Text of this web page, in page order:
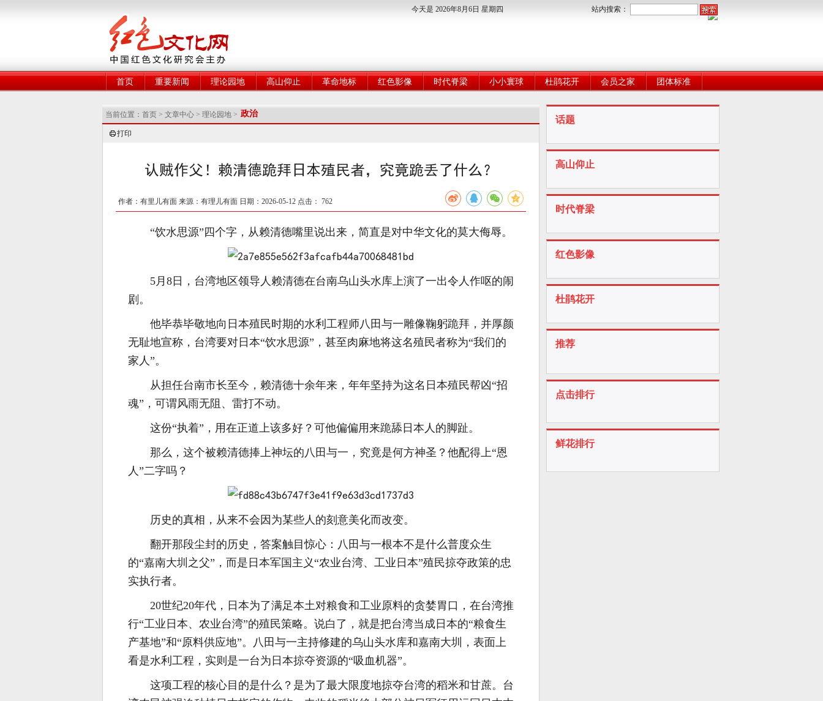
今天是 2026年8月6日 星期四 站内搜索：
首页 重要新闻 理论园地 高山仰止 革命地标 红色影像 时代脊梁 小小寰球 杜鹃花开 会员之家 团体标准
当前位置：首页 >文章中心 >理论园地 > 政治
打印
认贼作父！赖清德跪拜日本殖民者，究竟跪丢了什么？
作者：有里儿有面 来源：有理儿有面 日期：2026-05-12 点击：762
“饮水思源”四个字，从赖清德嘴里说出来，简直是对中华文化的莫大侮辱。
5月8日，台湾地区领导人赖清德在台南乌山头水库上演了一出令人作呕的闹
剧。
他毕恭毕敬地向日本殖民时期的水利工程师八田与一雕像鞠躬跪拜，并厚颜
无耻地宣称，台湾要对日本“饮水思源”，甚至肉麻地将这名殖民者称为“我们的
家人”。
从担任台南市长至今，赖清德十余年来，年年坚持为这名日本殖民帮凶“招
魂”，可谓风雨无阻、雷打不动。
这份“执着”，用在正道上该多好？可他偏偏用来跪舔日本人的脚趾。
那么，这个被赖清德捧上神坛的八田与一，究竟是何方神圣？他配得上“恩
人”二字吗？
历史的真相，从来不会因为某些人的刻意美化而改变。
翻开那段尘封的历史，答案触目惊心：八田与一根本不是什么普度众生
的“嘉南大圳之父”，而是日本军国主义“农业台湾、工业日本”殖民掠夺政策的忠
实执行者。
20世纪20年代，日本为了满足本土对粮食和工业原料的贪婪胃口，在台湾推
行“工业日本、农业台湾”的殖民策略。说白了，就是把台湾当成日本的“粮食生
产基地”和“原料供应地”。八田与一主持修建的乌山头水库和嘉南大圳，表面上
看是水利工程，实则是一台为日本掠夺资源的“吸血机器”。
这项工程的核心目的是什么？是为了最大限度地掠夺台湾的稻米和甘蔗。台
话题
高山仰止
时代脊梁
红色影像
杜鹃花开
推荐
点击排行
鲜花排行